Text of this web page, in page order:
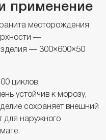
применение
месторождения
—
— 300×600×50
циклов,
устойчив к морозу,
сохраняет внешний
для наружного